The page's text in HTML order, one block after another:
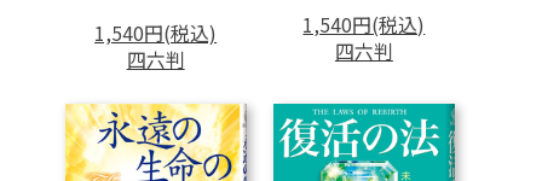
1,540円(税込)
四六判
1,540円(税込)
四六判